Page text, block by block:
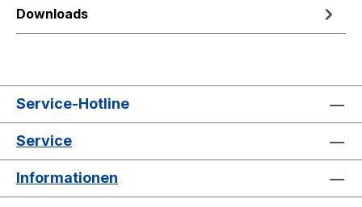
Downloads
Service-Hotline
Service
Informationen